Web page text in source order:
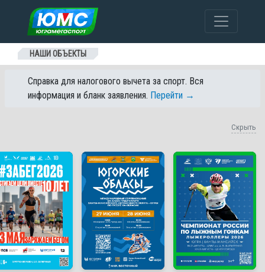
Перейти к содержанию
НАШИ ОБЪЕКТЫ
Справка для налогового вычета за спорт. Вся
информация и бланк заявления. Перейти →
Скрыть